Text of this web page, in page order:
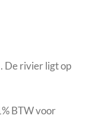
De rivier ligt op
BTW voor